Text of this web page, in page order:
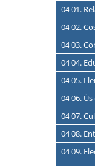
04 01.
04 02.
04 03.
04 04.
04 05.
04 06.
04 07.
04 08.
04 09.